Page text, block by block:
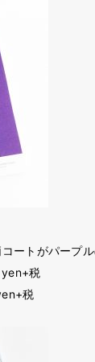
ートがパープ
税
税